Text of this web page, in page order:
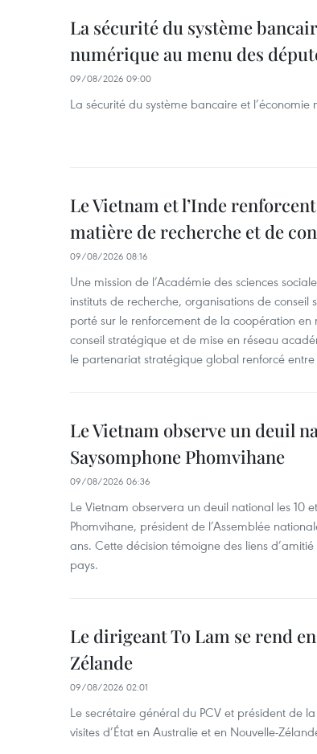
La sécurité du système
numérique au menu des
09/08/2026 09:00
La sécurité du système bancaire et
Le Vietnam et l’Inde
matière de recherche et de
09/08/2026 08:16
Une mission de l’Académie des sciences
instituts de recherche, organisations de
porté sur le renforcement de la coopération
conseil stratégique et de mise en réseau
le partenariat stratégique global renforcé entre
Le Vietnam observe un deuil
Saysomphone Phomvihane
09/08/2026 06:36
Le Vietnam observera un deuil national les 10
Phomvihane, président de l’Assemblée
ans. Cette décision témoigne des liens
pays.
Le dirigeant To Lam se rend
Zélande
09/08/2026 02:01
Le secrétaire général du PCV et président de
visites d’État en Australie et en Nouvelle-